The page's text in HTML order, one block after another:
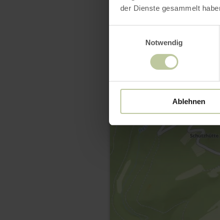
der Dienste gesammelt
Notwendig
Ablehnen